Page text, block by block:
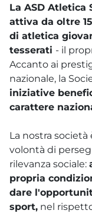
La ASD Atletica
attiva da oltre
di atletica
tesserati - il
Accanto ai
nazionale, la
iniziative
carattere
La nostra
volontà di
rilevanza sociale:
propria
dare
sport, nel